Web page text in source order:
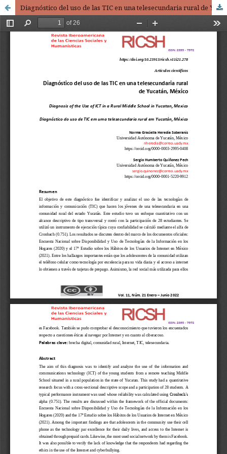
Diagnóstico del uso de las TIC en una telesecundaria rural de Yucatán, México